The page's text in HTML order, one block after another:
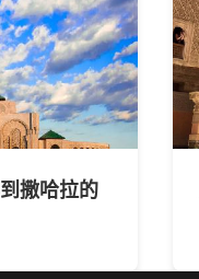
撒哈拉的